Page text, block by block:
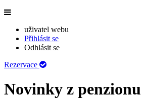
uživatel webu
Přihlásit se
Odhlásit se
Rezervace
Novinky z penzionu